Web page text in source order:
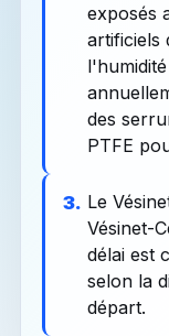
exposés
artificiels
des
PTFE
3. Le
Vésinet-
délai est
selon la
départ.